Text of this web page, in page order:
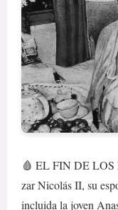
🩸 EL FIN DE LOS
zar Nicolás II, su
incluida la joven